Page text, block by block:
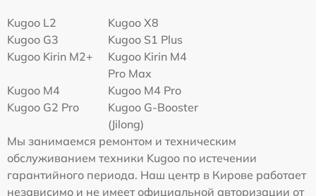
Kugoo L2
Kugoo X8
Kugoo G3
Kugoo S1 Plus
Kugoo Kirin M2+
Kugoo Kirin M4
Pro Max
Kugoo M4
Kugoo M4 Pro
Kugoo G2 Pro
Kugoo G-Booster
(Jilong)
Мы занимаемся ремонтом и техническим
обслуживанием техники Kugoo по истечении
гарантийного периода. Наш центр в Кирове работает
независимо и не имеет официальной авторизации от